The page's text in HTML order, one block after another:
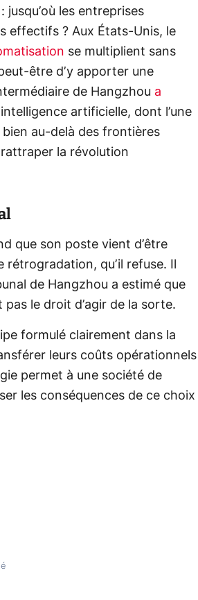
les entreprises
effectifs ? Aux États-Unis, le
se multiplient sans
être d’y apporter une
de Hangzhou a
artificielle, dont l’une
au-delà des frontières
la révolution
que son poste vient d’être
qu’il refuse. Il
de Hangzhou a estimé que
pas le droit d’agir de la sorte.
formulé clairement dans la
leurs coûts opérationnels
permet à une société de
les conséquences de ce choix